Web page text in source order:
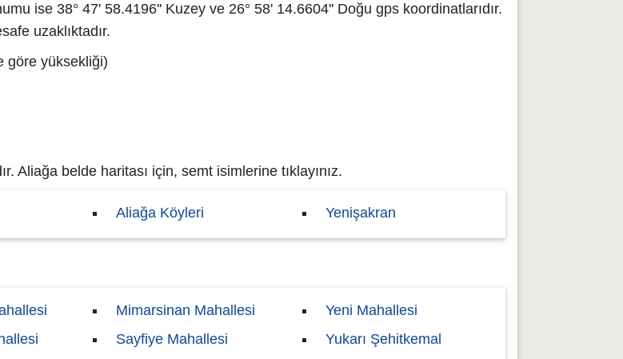
ise 38° 47' 58.4196'' Kuzey ve 26° 58' 14.6604'' Doğu gps koordinatlarıdır.
uzaklıktadır.
göre yüksekliği)
Aliağa belde haritası için, semt isimlerine tıklayınız.
Aliağa Köyleri Yenişakran
Mimarsinan Mahallesi
Sayfiye Mahallesi
Yeni Mahallesi
Yukarı Şehitkemal